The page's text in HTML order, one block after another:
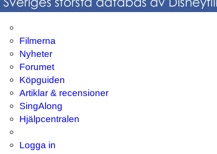
Filmerna
Nyheter
Forumet
Köpguiden
Artiklar & recensioner
SingAlong
Hjälpcentralen
Logga in